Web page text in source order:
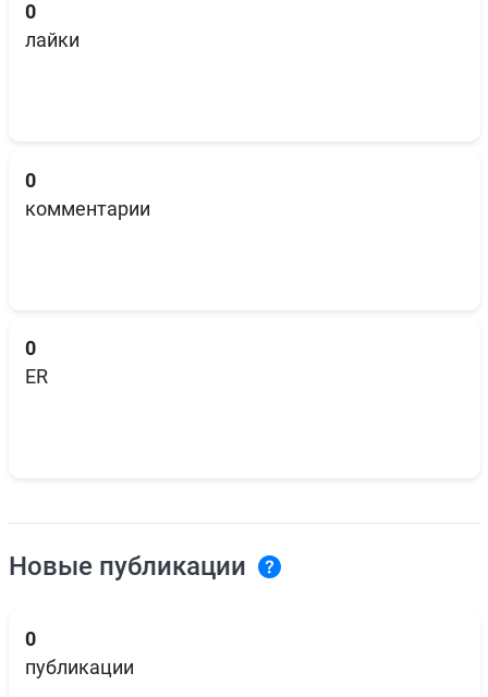
0
лайки
0
комментарии
0
ER
Новые публикации
0
публикации